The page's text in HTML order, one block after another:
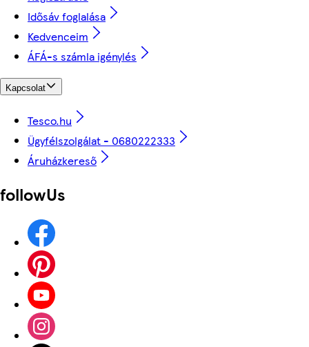
Idősáv foglalása
Kedvenceim
ÁFÁ-s számla igénylés
Kapcsolat
Tesco.hu
Ügyfélszolgálat - 0680222333
Áruházkereső
followUs